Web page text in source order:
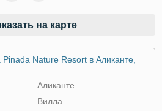
на карте
Nature Resort в Аликанте,
Аликанте
Вилла